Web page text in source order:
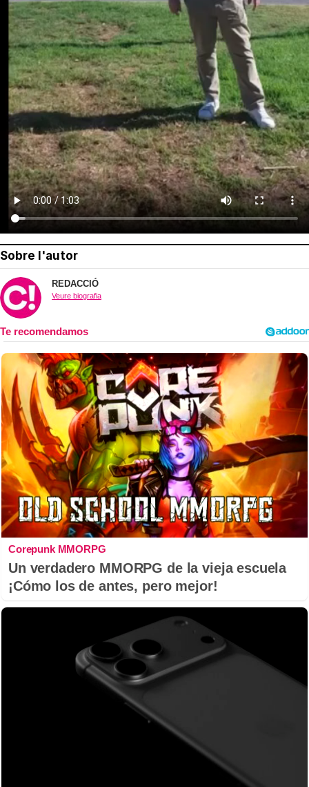
Sobre l'autor
REDACCIÓ
Veure biografia
Corepunk MMORPG
Un verdadero MMORPG de la vieja escuela
¡Cómo los de antes, pero mejor!